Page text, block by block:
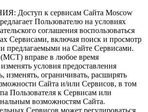
к сервисам Сайта Moscow
Пользователю на условиях
соглашения воспользоваться
Сервисами, включая поиск и просмотр
предлагаемыми на Сайте Сервисами.
вправе в любое время
условия предоставления
изменять, ограничивать, расширять
Сайта и/или Сервисов, в том
Пользователя к Сервисам или
возможностям Сайта.